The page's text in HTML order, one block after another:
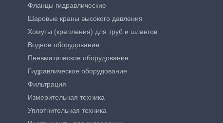
Фланцы гидравлические
Шаровые краны высокого давления
Хомуты (крепления) для труб и шлангов
Водное оборудование
Пневматическое оборудование
Гидравлическое оборудование
Фильтрация
Измерительная техника
Уплотнительная техника